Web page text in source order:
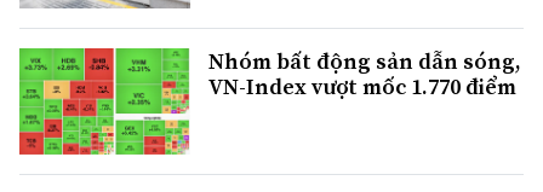
Nhóm bất động sản dẫn sóng,
VN-Index vượt mốc 1.770 điểm